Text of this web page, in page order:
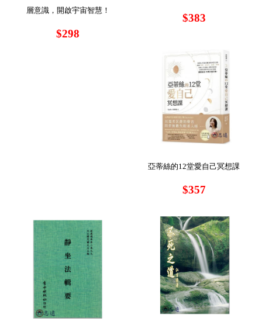
層意識，開啟宇宙智慧！
$298
$383
亞蒂絲的12堂愛自己冥想課
$357